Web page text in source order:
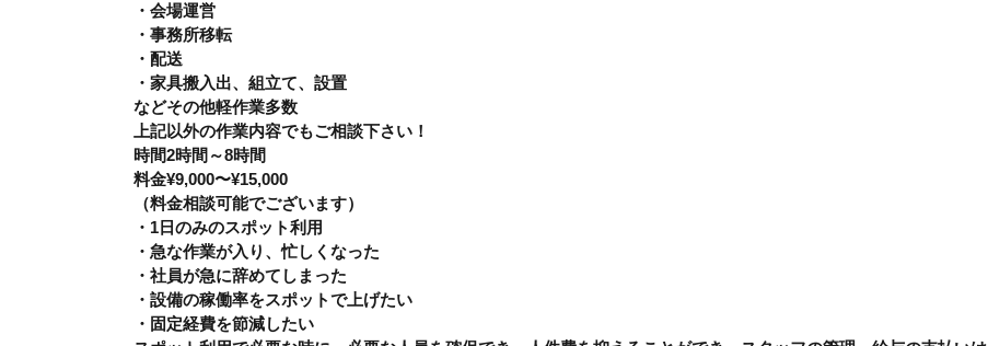
・会場運営
・事務所移転
・配送
・家具搬入出、組立て、設置
などその他軽作業多数
上記以外の作業内容でもご相談下さい！
時間2時間～8時間
料金¥9,000〜¥15,000
（料金相談可能でございます）
・1日のみのスポット利用
・急な作業が入り、忙しくなった
・社員が急に辞めてしまった
・設備の稼働率をスポットで上げたい
・固定経費を節減したい